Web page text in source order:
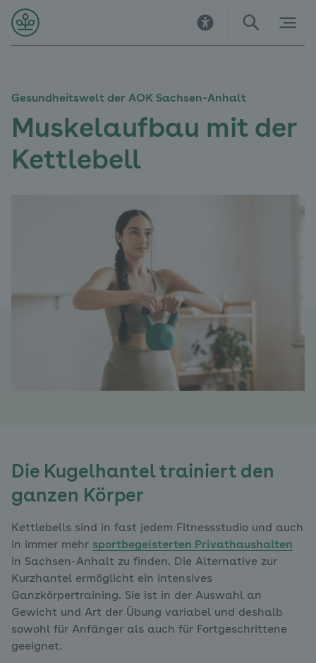
Direkt
zur
Direkt
zur
Direkt
zum
Direkt
Direkt
zur
Direkt
zur
Gesundheitswelt der AOK Sachsen-Anhalt
Muskelaufbau mit der
Kettlebell
Die Kugelhantel trainiert den
ganzen Körper
Kettlebells sind in fast jedem Fitnessstudio und auch
in immer mehr sportbegeisterten Privathaushalten
in Sachsen-Anhalt zu finden. Die Alternative zur
Kurzhantel ermöglicht ein intensives
Ganzkörpertraining. Sie ist in der Auswahl an
Gewicht und Art der Übung variabel und deshalb
sowohl für Anfänger als auch für Fortgeschrittene
geeignet.